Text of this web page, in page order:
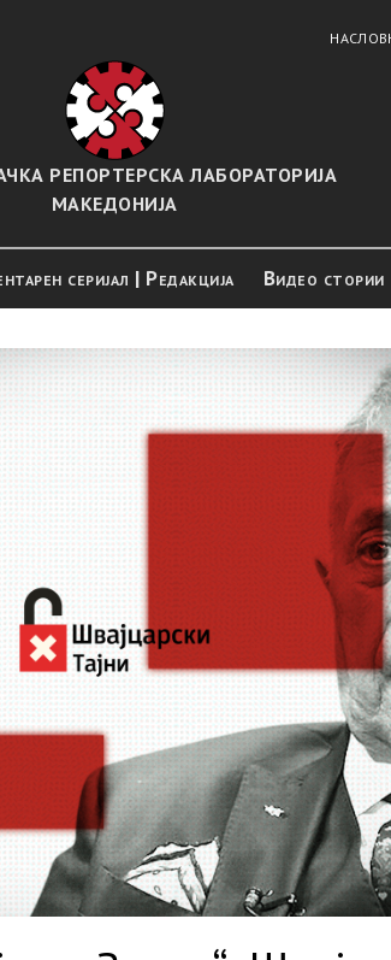
РЕПОРТЕРСКА ЛАБОРАТОРИЈА
МАКЕДОНИЈА
серијал | Редакција Видео стории